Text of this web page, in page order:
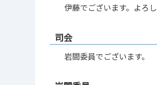
伊藤でございます。よろし
司会
岩間委員でございます。